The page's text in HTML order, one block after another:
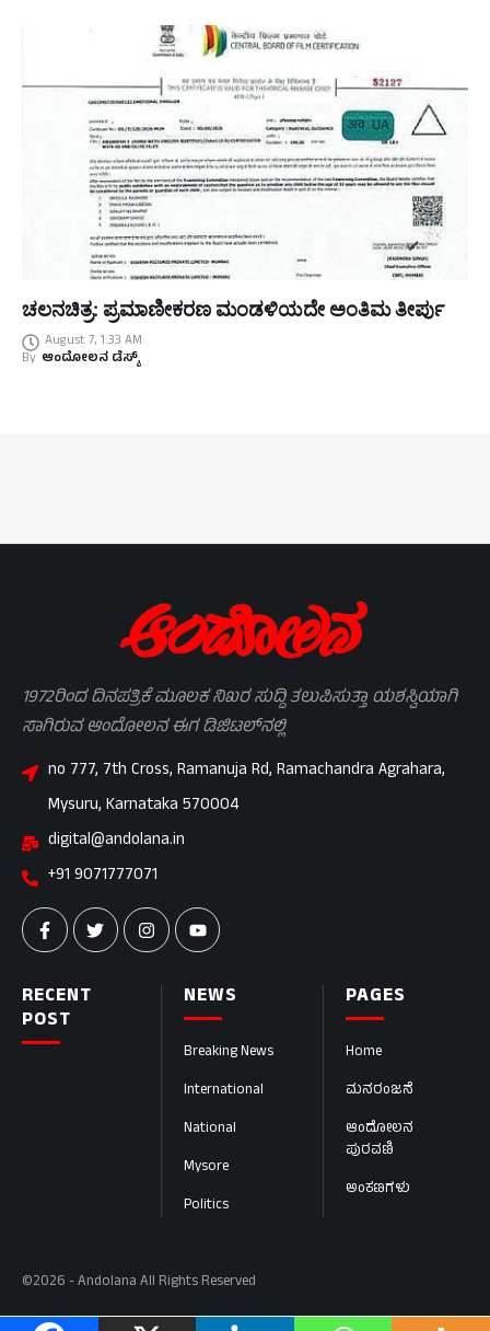
ಚಲನಚಿತ್ರ: ಪ್ರಮಾಣೀಕರಣ ಮಂಡಳಿಯದೇ ಅಂತಿಮ ತೀರ್ಪು
August 7, 1:33 AM
By ಆಂದೋಲನ ಡೆಸ್ಕ್
PAGES
Home
ಮನರಂಜನೆ
ಆಂದೋಲನ
ಪುರವಣಿ
ಅಂಕಣಗಳು
NEWS
Breaking News
International
National
Mysore
Politics
RECENT
POST
1972ರಿಂದ ದಿನಪತ್ರಿಕೆ ಮೂಲಕ ನಿಖರ ಸುದ್ದಿ ತಲುಪಿಸುತ್ತಾ ಯಶಸ್ವಿಯಾಗಿ
ಸಾಗಿರುವ ಆಂದೋಲನ ಈಗ ಡಿಜಿಟಲ್‌ನಲ್ಲಿ
no 777, 7th Cross, Ramanuja Rd, Ramachandra Agrahara,
Mysuru, Karnataka 570004
digital@andolana.in
+91 9071777071
©2026 - Andolana All Rights Reserved